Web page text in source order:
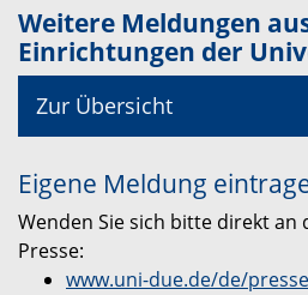
Weitere Meldungen
Einrichtungen der
Zur Übersicht
Eigene Meldung
Wenden Sie sich bitte direkt an
Presse:
www.uni-due.de/de/presse